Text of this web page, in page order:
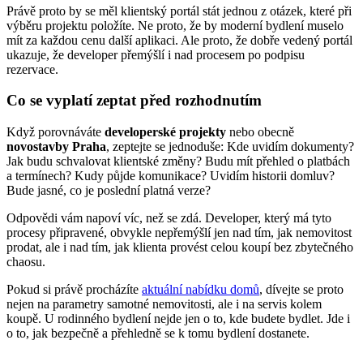
Právě proto by se měl klientský portál stát jednou z otázek, které při
výběru projektu položíte. Ne proto, že by moderní bydlení muselo
mít za každou cenu další aplikaci. Ale proto, že dobře vedený portál
ukazuje, že developer přemýšlí i nad procesem po podpisu
rezervace.
Co se vyplatí zeptat před rozhodnutím
Když porovnáváte developerské projekty nebo obecně
novostavby Praha, zeptejte se jednoduše: Kde uvidím dokumenty?
Jak budu schvalovat klientské změny? Budu mít přehled o platbách
a termínech? Kudy půjde komunikace? Uvidím historii domluv?
Bude jasné, co je poslední platná verze?
Odpovědi vám napoví víc, než se zdá. Developer, který má tyto
procesy připravené, obvykle nepřemýšlí jen nad tím, jak nemovitost
prodat, ale i nad tím, jak klienta provést celou koupí bez zbytečného
chaosu.
Pokud si právě procházíte aktuální nabídku domů, dívejte se proto
nejen na parametry samotné nemovitosti, ale i na servis kolem
koupě. U rodinného bydlení nejde jen o to, kde budete bydlet. Jde i
o to, jak bezpečně a přehledně se k tomu bydlení dostanete.